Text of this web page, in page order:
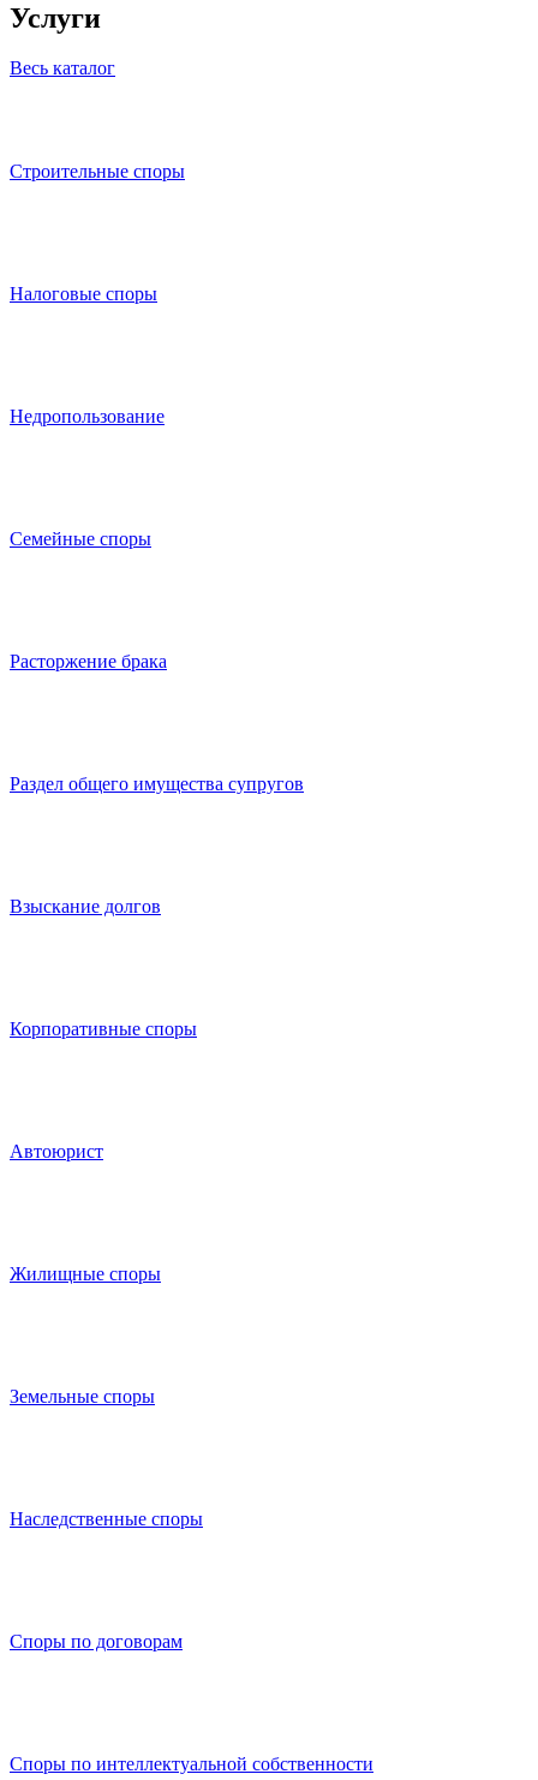
Услуги
Весь каталог
Строительные споры
Налоговые споры
Недропользование
Семейные споры
Расторжение брака
Раздел общего имущества супругов
Взыскание долгов
Корпоративные споры
Автоюрист
Жилищные споры
Земельные споры
Наследственные споры
Споры по договорам
Споры по интеллектуальной собственности